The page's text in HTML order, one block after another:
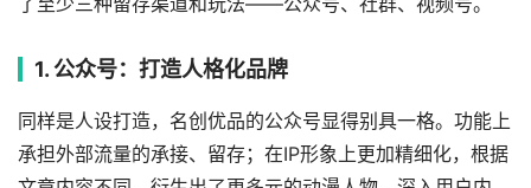
1. 公众号：打造人格化品牌
同样是人设打造，名创优品的公众号显得别具一格。功能上
承担外部流量的承接、留存；在IP形象上更加精细化，根据